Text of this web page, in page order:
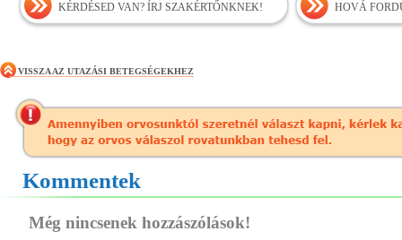
KÉRDÉSED VAN? ÍRJ SZAKÉRTŐNKNEK! HOVÁ
VISSZA AZ UTAZÁSI BETEGSÉGEKHEZ
Kommentek
Még nincsenek hozzászólások!